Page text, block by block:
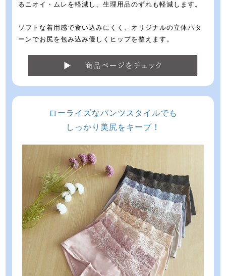
るニオイ・ムレを軽減し、生理用品のずれも軽減します。
ソフトな着用感で食い込みにくく、オリジナルの立体パタ
ーンでお尻を包み込み優しくヒップを整えます。
ローライズなパンツスタイルでも
しっかり美尻をキープ！